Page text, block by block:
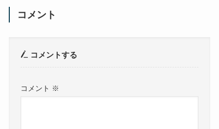
コメント
コメントする
コメント ※